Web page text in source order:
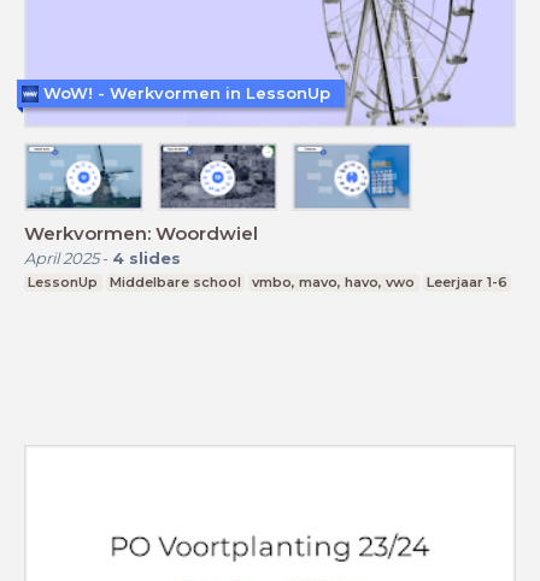
Werkvormen: Woordwiel
April 2025- 4 slides
LessonUp Middelbare school vmbo, mavo, havo, vwo Leerjaar 1-6
WoW! - Werkvormen in LessonUp